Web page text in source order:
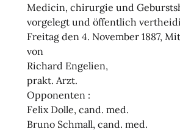
Medicin, chirurgie und
vorgelegt und öffentlich
Freitag den 4. November 1887,
von
Richard Engelien,
prakt. Arzt.
Opponenten :
Felix Dolle, cand. med.
Bruno Schmall, cand. med.